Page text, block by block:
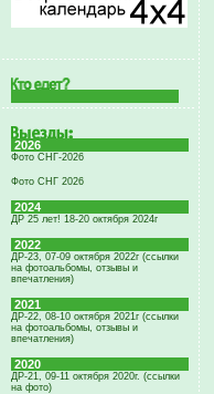
2026
Фото СНГ-2026
Фото СНГ 2026
2024
ДР 25 лет! 18-20 октября 2024г
2022
ДР-23, 07-09 октября 2022г (ссылки
на фотоальбомы, отзывы и
впечатления)
2021
ДР-22, 08-10 октября 2021г (ссылки
на фотоальбомы, отзывы и
впечатления)
2020
ДР-21, 09-11 октября 2020г. (ссылки
на фото)